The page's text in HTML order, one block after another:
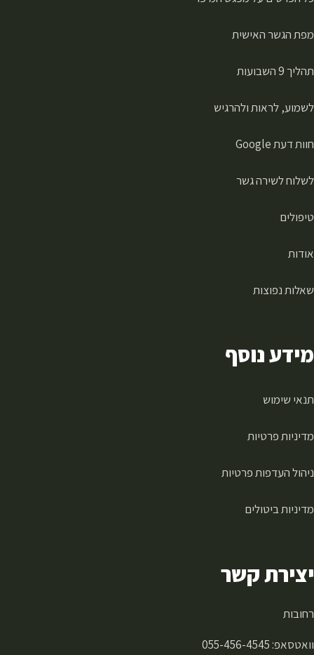
מפת הגשר האישית
תהליך 9 השבועות
לשמוע, לראות ולהרגיש
חוות דעת Google
לשלוח לשירה גשר
טיפולים
אודות
שאלות נפוצות
מידע נוסף
תנאי שימוש
מדיניות פרטיות
ניהול העדפות פרטיות
מדיניות ביטולים
יצירת קשר
רחובות
וואטסאפ: 055-456-4545